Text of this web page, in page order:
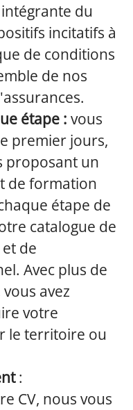
du
incitatifs à
de conditions
de nos
étape : vous
premier jours,
proposant un
de formation
étape de
catalogue de
de
Avec plus de
avez
votre
le territoire ou
:
CV, nous vous